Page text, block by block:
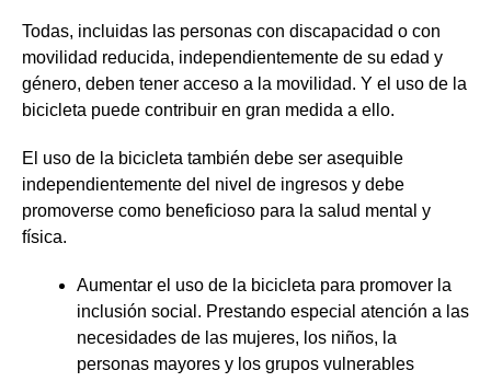
Todas, incluidas las personas con discapacidad o con
movilidad reducida, independientemente de su edad y
género, deben tener acceso a la movilidad. Y el uso de la
bicicleta puede contribuir en gran medida a ello.
El uso de la bicicleta también debe ser asequible
independientemente del nivel de ingresos y debe
promoverse como beneficioso para la salud mental y
física.
Aumentar el uso de la bicicleta para promover la
inclusión social. Prestando especial atención a las
necesidades de las mujeres, los niños, la
personas mayores y los grupos vulnerables